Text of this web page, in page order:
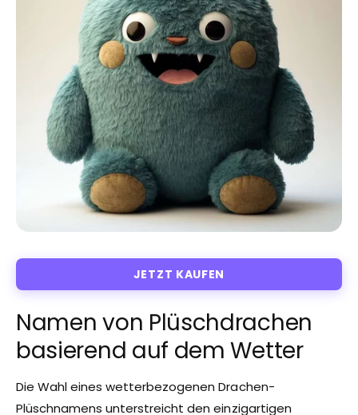
JETZT KAUFEN
Namen von Plüschdrachen
basierend auf dem Wetter
Die Wahl eines wetterbezogenen Drachen-
Plüschnamens unterstreicht den einzigartigen